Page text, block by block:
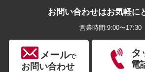
お問い合わせはお気軽に
営業時間:9:00〜17:30
メールで
お問い合わせ
タ
電